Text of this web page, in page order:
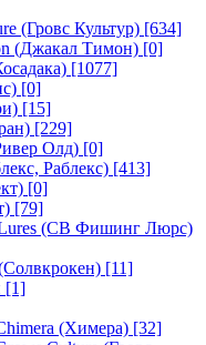
(Гровс Культур) [634]
(Джакал Тимон) [0]
[1077]
[0]
[15]
[229]
Олд) [0]
Раблекс) [413]
[0]
[79]
(СВ Фишинг Люрс)
[11]
[1]
(Химера) [32]